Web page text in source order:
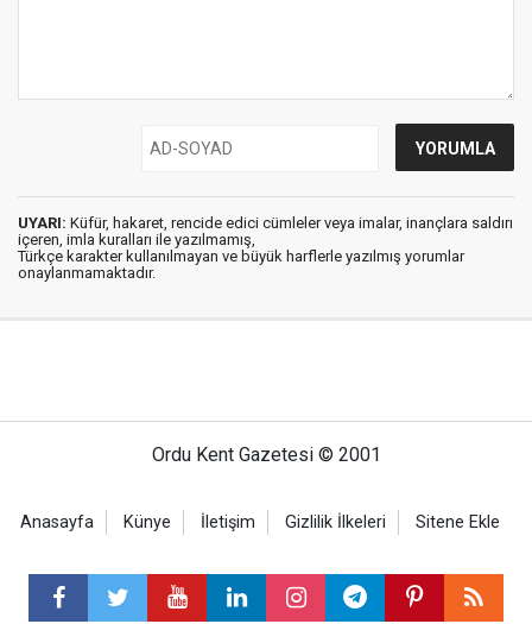
UYARI: Küfür, hakaret, rencide edici cümleler veya imalar, inançlara saldırı
içeren, imla kuralları ile yazılmamış,
Türkçe karakter kullanılmayan ve büyük harflerle yazılmış yorumlar
onaylanmamaktadır.
Ordu Kent Gazetesi © 2001
Anasayfa Künye İletişim Gizlilik İlkeleri Sitene Ekle